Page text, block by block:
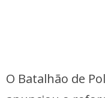
O Batalhão de